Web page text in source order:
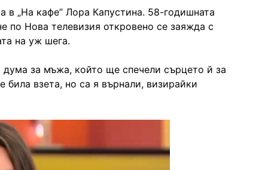
в „На кафе” Лора Капустина. 58-годишната
по Нова телевизия откровено се заяжда с
на уж шега.
дума за мъжа, който ще спечели сърцето й за
взета, но са я върнали, визирайки